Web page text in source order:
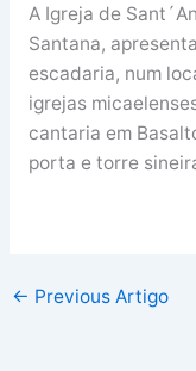
A Igreja de
Santana,
escadaria, num
igrejas
cantaria em
porta e torre
← Previous Artigo